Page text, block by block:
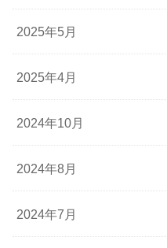
2025年5月
2025年4月
2024年10月
2024年8月
2024年7月